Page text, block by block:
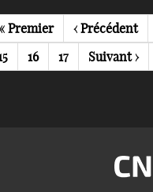
Premier
Page
précédente
‹ Précédent
Page
16 Page
17
Page
suivante
Suivant ›
Image